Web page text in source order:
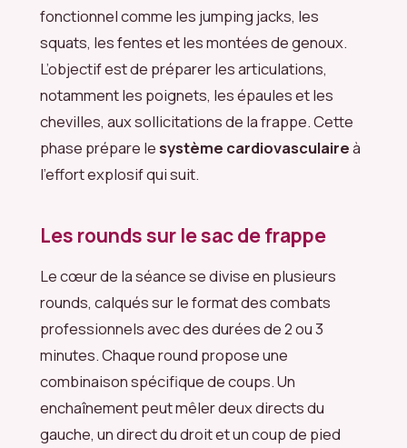
fonctionnel comme les jumping jacks, les
squats, les fentes et les montées de genoux.
L’objectif est de préparer les articulations,
notamment les poignets, les épaules et les
chevilles, aux sollicitations de la frappe. Cette
phase prépare lesystème cardiovasculaireà
l’effort explosif qui suit.
Les rounds sur le sac de frappe
Le cœur de la séance se divise en plusieurs
rounds, calqués sur le format des combats
professionnels avec des durées de 2 ou 3
minutes. Chaque round propose une
combinaison spécifique de coups. Un
enchaînement peut mêler deux directs du
gauche, un direct du droit et un coup de pied